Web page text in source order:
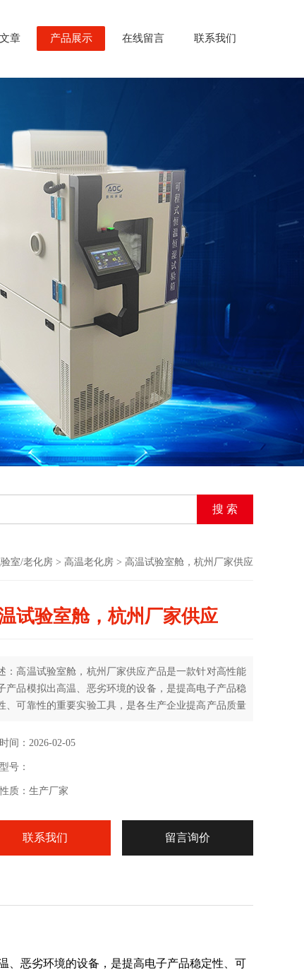
章 产品展示 在线留言 联系我们
室/老化房 > 高温老化房 > 高温试验室舱，杭州厂家供应
试验室舱，杭州厂家供应
：高温试验室舱，杭州厂家供应产品是一款针对高性能
产品模拟出高温、恶劣环境的设备，是提高电子产品稳
、可靠性的重要实验工具，是各生产企业提高产品质量
定性，它必须是高质量、安全可靠，同时为应对以后生
。
间：2026-02-05
号：
质：生产厂家
联系我们 留言询价
、恶劣环境的设备，是提高电子产品稳定性、可